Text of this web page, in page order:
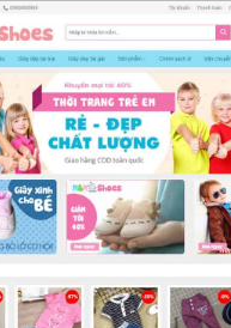
4325